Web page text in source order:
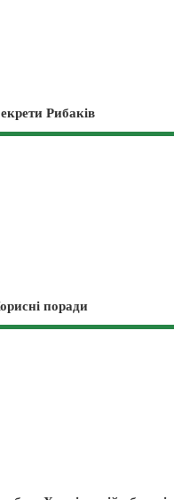
Рибаків
поради